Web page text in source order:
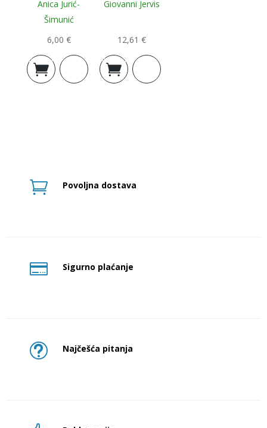
Anica Jurić-
Šimunić
6,00 €
Dodaj u
košaricu
Giovanni Jervis
12,61€
Dodaj u
košaricu
 Povoljna dostava
 Sigurno plaćanje
t Najčešća pitanja